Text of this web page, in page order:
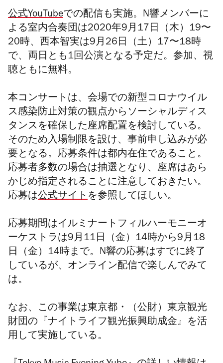
公式YouTube での配信も実施。N響メンバーに
よる室内合奏団は2020年9⽉17⽇（木） 19〜
20時、⻄本智実は9⽉26⽇（土） 17〜18時
で、両⽇とも1回公演となる予定だ。参加、視
聴ともに無料。
本コンサートは、会場での新型コロナウイル
ス感染防⽌対策の観点から ソーシャルディス
タンスを確保した座席配置を検討している。
そのため入場制限を設け、事前申し込みが必
要となる 。応募条件は都内在住であること。
応募者多数の場合は抽選となり、座席はあら
かじめ指定されることに注意しておきたい。
応募は公式サイトを参照してほしい。
応募期間はイルミナートフィルハーモニーオ
ーケストラは9⽉11⽇（⾦）14時から9⽉18
⽇（⾦）14時まで。N響の応募はすでに終了
しているが、オンライン配信で楽しんでみて
は。
なお、この事業は東京都・（公財）東京観光
財団の『ナイトライフ観光振興助成金』を活
用して実施している。